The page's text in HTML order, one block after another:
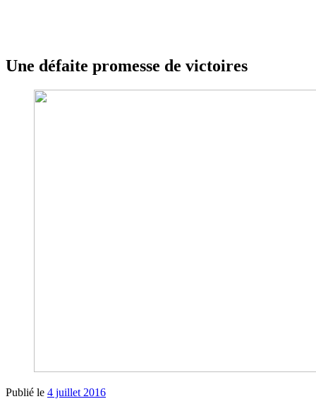
Une défaite promesse de victoires
Publié le 4 juillet 2016